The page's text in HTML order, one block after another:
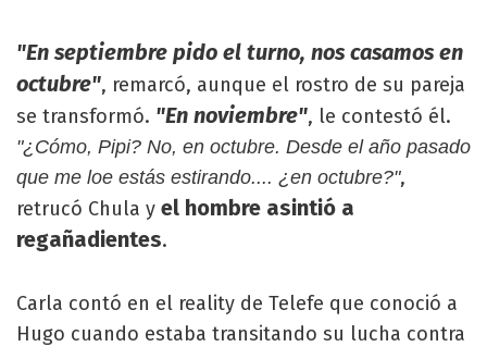
"En septiembre pido el turno, nos casamos en
octubre", remarcó, aunque el rostro de su pareja
se transformó. "En noviembre", le contestó él.
"¿Cómo, Pipi? No, en octubre. Desde el año pasado
que me loe estás estirando.... ¿en octubre?",
retrucó Chula y el hombre asintió a
regañadientes.
Carla contó en el reality de Telefe que conoció a
Hugo cuando estaba transitando su lucha contra